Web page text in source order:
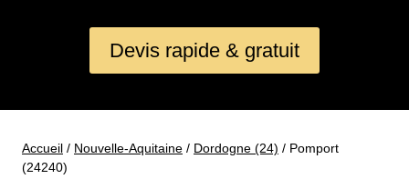
Devis rapide & gratuit
Accueil / Nouvelle-Aquitaine / Dordogne (24) / Pomport
(24240)